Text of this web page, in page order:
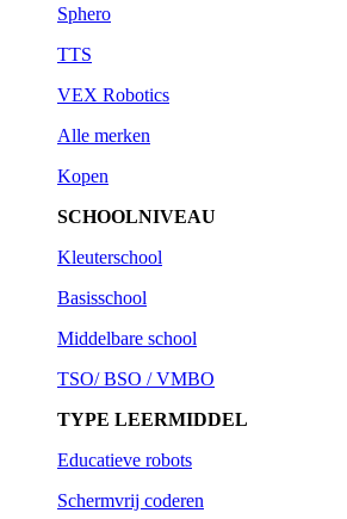
Sphero
TTS
VEX Robotics
Alle merken
Kopen
SCHOOLNIVEAU
Kleuterschool
Basisschool
Middelbare school
TSO/ BSO / VMBO
TYPE LEERMIDDEL
Educatieve robots
Schermvrij coderen